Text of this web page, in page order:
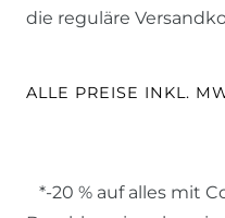
die reguläre
ALLE PREISE INKL.
*-20 % auf alles mit